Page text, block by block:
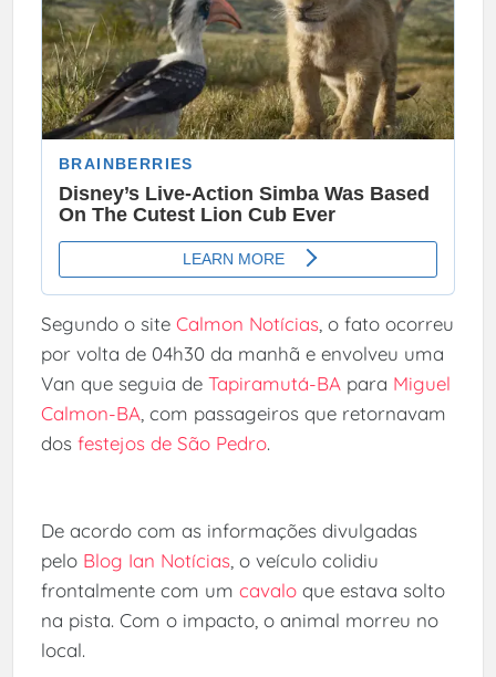
Segundo o site Calmon Notícias, o fato ocorreu
por volta de 04h30 da manhã e envolveu uma
Van que seguia de Tapiramutá-BApara Miguel
Calmon-BA, com passageiros que retornavam
dos festejos de São Pedro.
De acordo com as informações divulgadas
pelo Blog Ian Notícias, o veículo colidiu
frontalmente com um cavaloque estava solto
na pista. Com o impacto, o animal morreu no
local.